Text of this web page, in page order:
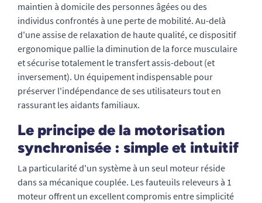
maintien à domicile des personnes âgées ou des
individus confrontés à une perte de mobilité. Au-delà
d'une assise de relaxation de haute qualité, ce dispositif
ergonomique pallie la diminution de la force musculaire
et sécurise totalement le transfert assis-debout (et
inversement). Un équipement indispensable pour
préserver l'indépendance de ses utilisateurs tout en
rassurant les aidants familiaux.
Le principe de la motorisation
synchronisée : simple et intuitif
La particularité d'un système à un seul moteur réside
dans sa mécanique couplée. Les fauteuils releveurs à 1
moteur offrent un excellent compromis entre simplicité